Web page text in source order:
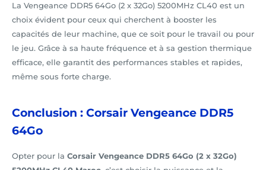
La Vengeance DDR5 64Go (2 x 32Go) 5200MHz CL40 est un
choix évident pour ceux qui cherchent à booster les
capacités de leur machine, que ce soit pour le travail ou pour
le jeu. Grâce à sa haute fréquence et à sa gestion thermique
efficace, elle garantit des performances stables et rapides,
même sous forte charge.
Conclusion : Corsair Vengeance DDR5
64Go
Opter pour la Corsair Vengeance DDR5 64Go (2 x 32Go)